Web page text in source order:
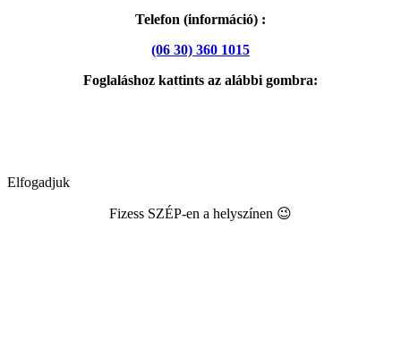
Telefon (információ) :
(06 30) 360 1015
Foglaláshoz kattints az alábbi gombra:
Elfogadjuk
Fizess SZÉP-en a helyszínen 😉